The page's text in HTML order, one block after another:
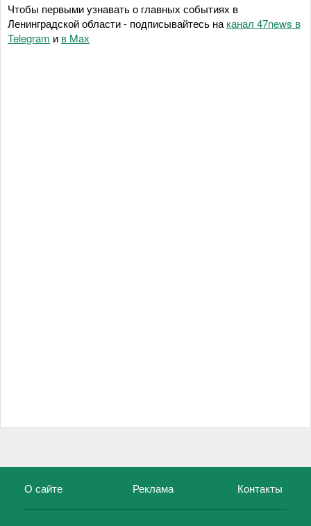
Чтобы первыми узнавать о главных событиях в
Ленинградской области - подписывайтесь на канал 47news в
Telegram и в Maх
О сайте Реклама Контакты